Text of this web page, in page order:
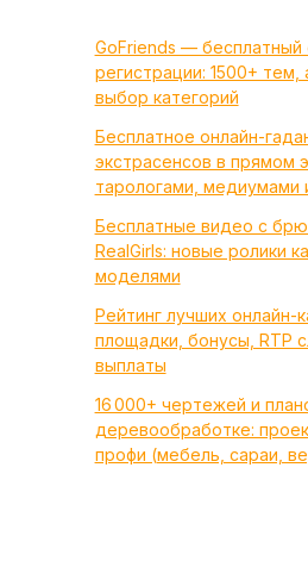
GoFriends — бесплатный
регистрации: 1500+
выбор категорий
Бесплатное онлайн-
экстрасенсов в прямом
тарологами, медиумами
Бесплатные видео с
RealGirls: новые ролики
моделями
Рейтинг лучших онлайн-
площадки, бонусы, RTP
выплаты
16 000+ чертежей и
деревообработке:
профи (мебель, сараи,